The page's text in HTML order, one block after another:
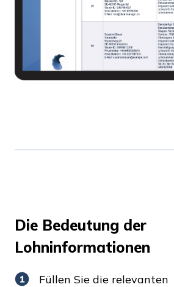
Die Bedeutung der
Lohninformationen
Füllen Sie die relevanten